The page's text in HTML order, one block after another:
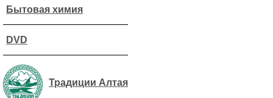
Бытовая химия
DVD
Традиции Алтая